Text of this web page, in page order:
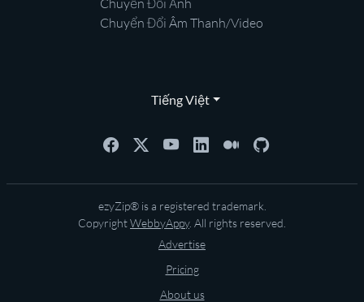
Chuyển Đổi Ảnh
Chuyển Đổi Âm Thanh/Video
Tiếng Việt
ezyZip® is a registered trademark.
CopyrightWebbyAppy. All rights reserved.
Advertise
Pricing
About us